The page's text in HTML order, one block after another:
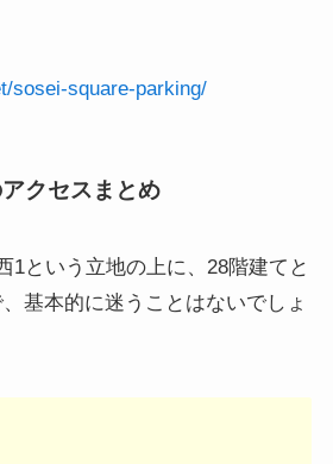
sosei-square-parking/
クセスまとめ
1という立地の上に、28階建てと
基本的に迷うことはないでしょ